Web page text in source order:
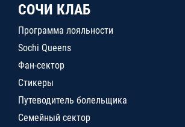
СОЧИ КЛАБ
Программа лояльности
Sochi Queens
Фан-сектор
Стикеры
Путеводитель болельщика
Семейный сектор